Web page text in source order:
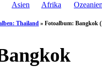
Asien Afrika
Thailand » Fotoalbum: Bangkok